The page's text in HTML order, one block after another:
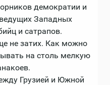
демократии и
Западных
и сатрапов.
не затих. Как можно
на столь мелкую
Грузией и Южной